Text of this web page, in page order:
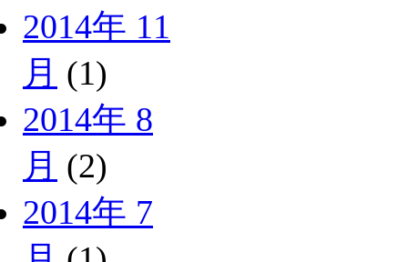
2014年 11
月 (1)
2014年 8
月 (2)
2014年 7